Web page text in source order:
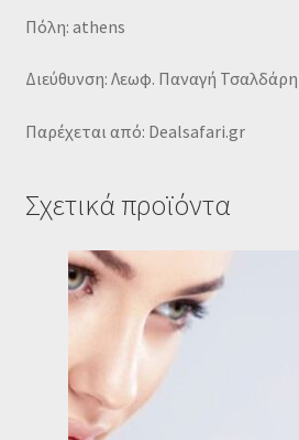
Πόλη: athens
Διεύθυνση: Λεωφ. Παναγή Τσαλδάρη
Παρέχεται από: Dealsafari.gr
Σχετικά προϊόντα